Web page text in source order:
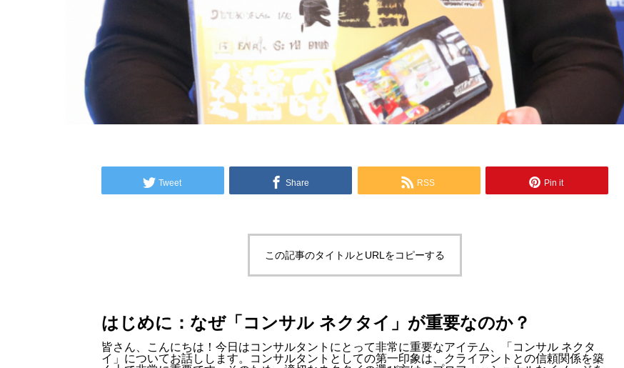
Tweet Share RSS Pin it
この記事のタイトルとURLをコピーする
はじめに：なぜ「コンサル ネクタイ」が重要なのか？
皆さん、こんにちは！今日はコンサルタントにとって非常に重要なアイテム、「コンサル ネクタ
イ」についてお話しします。コンサルタントとしての第一印象は、クライアントとの信頼関係を築